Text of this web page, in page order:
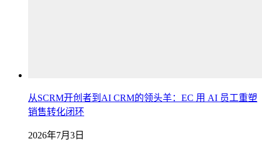
从SCRM开创者到AI CRM的领头羊：EC 用 AI 员工重塑
销售转化闭环
2026年7月3日